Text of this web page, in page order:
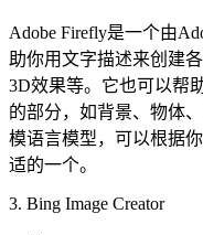
Adobe Firefly是一个由
助你用文字描述来创建
3D效果等。它也可以帮
的部分，如背景、物体
模语言模型，可以根据
适的一个。
3. Bing Image Creator